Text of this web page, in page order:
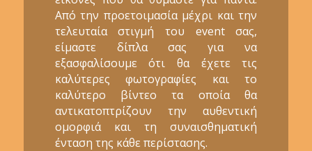
Από την προετοιμασία μέχρι και την
τελευταία στιγμή του event σας,
είμαστε δίπλα σας για να
εξασφαλίσουμε ότι θα έχετε τις
καλύτερες φωτογραφίες και το
καλύτερο βίντεο τα οποία θα
αντικατοπτρίζουν την αυθεντική
ομορφιά και τη συναισθηματική
ένταση της κάθε περίστασης.